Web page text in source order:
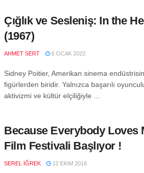
Çığlık ve Sesleniş: In the
(1967)
AHMET SERT 6 OCAK 2022
Sidney Poitier, Amerikan sinema
figürlerden biridir. Yalnızca başarılı
aktivizmi ve kültür elçiliğiyle ...
Because Everybody Loves
Film Festivali Başlıyor !
SEREL İĞREK 12 EKIM 2016